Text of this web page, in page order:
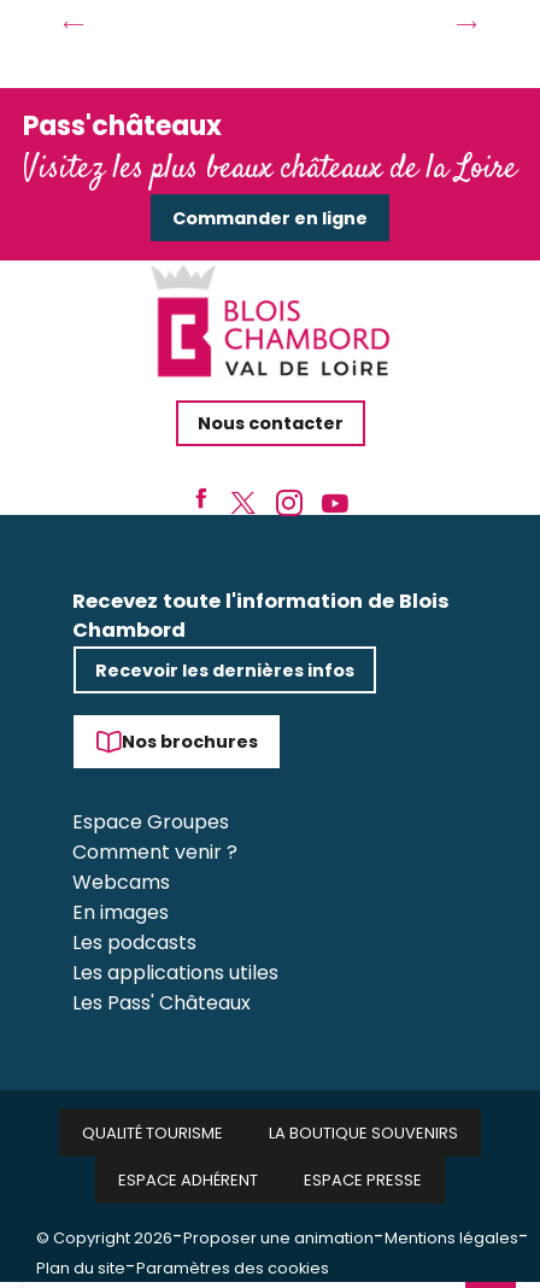
Pass'châteaux
Visitez les plus beaux châteaux de la Loire
Commander en ligne
Nous contacter
Recevez toute l'information de Blois
Chambord
Recevoir les dernières infos
Nos brochures
Espace Groupes
Comment venir ?
Webcams
En images
Les podcasts
Les applications utiles
Les Pass' Châteaux
© Copyright 2026-Proposer une animation-Mentions légales-
Plan du site-Paramètres des cookies
QUALITÉ TOURISME LA BOUTIQUE SOUVENIRS
ESPACE ADHÉRENT ESPACE PRESSE